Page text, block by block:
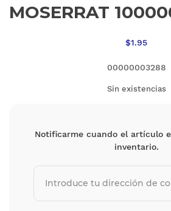
MOSERRAT
$1.95
00000003288
Sin existencias
Notificarme cuando el artículo
inventario.